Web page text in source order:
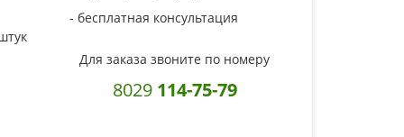
- бесплатная консультация
Для заказа звоните по номеру
8029 114-75-79